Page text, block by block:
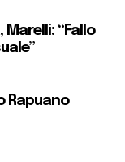
“Fallo
Rapuano